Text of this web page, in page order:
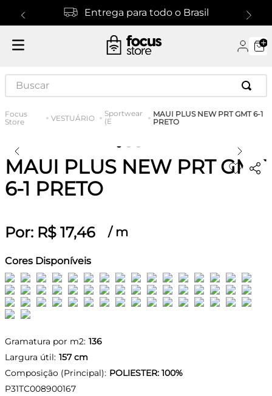
Entrega para todo o Brasil
Buscar
VESTUÁRIO
Sportwear
(E
MAUI PLUS NEW PRT GMT 6-1
PRETO
MAUI PLUS NEW PRT GMT
6-1 PRETO
Por: R$ 17,46 / m
Cores Disponíveis
Gramatura por m2: 136
Largura útil: 157cm
Composição (Principal): POLIESTER: 100%
P31TC008900167